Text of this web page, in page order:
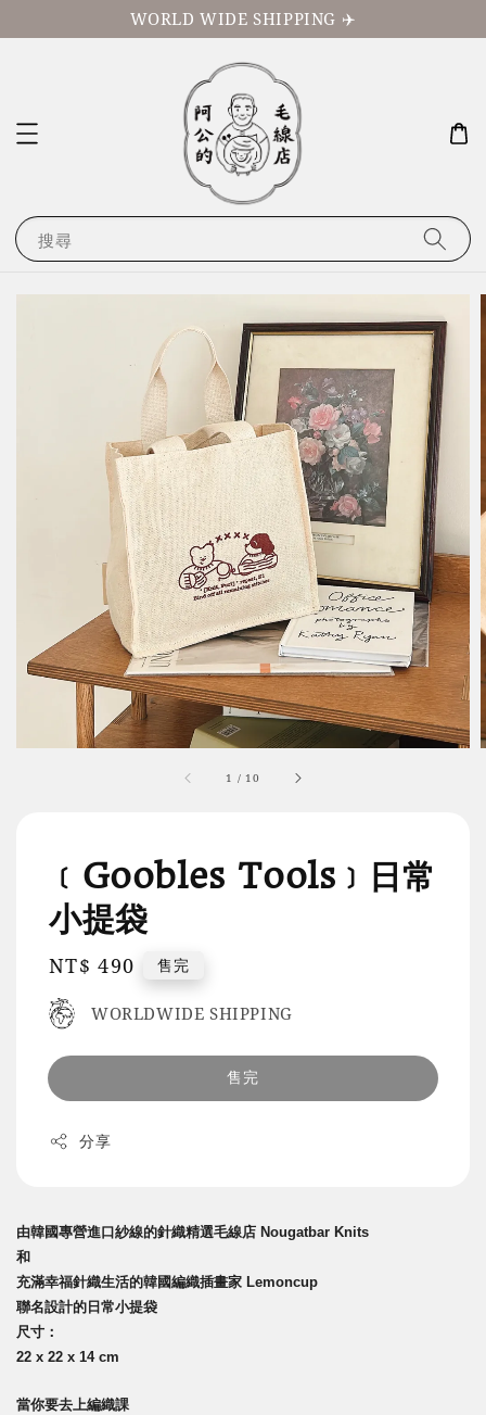
WORLD WIDE SHIPPING ✈️
搜尋
1 /10
﹝Goobles Tools﹞日常
小提袋
Regular
price
NT$ 490 售完
WORLDWIDE SHIPPING
售完
分享
由韓國專營進口紗線的針織精選毛線店 Nougatbar Knits
和
充滿幸福針織生活的韓國編織插畫家 Lemoncup
聯名設計的日常小提袋
尺寸：
22 x 22 x 14 cm
當你要去上編織課